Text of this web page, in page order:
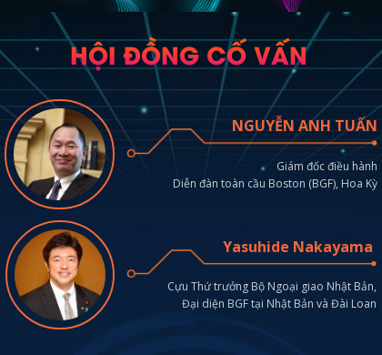
HỘI ĐỒNG CỐ VẤN
NGUYỄN ANH TUẤN
Giám đốc điều hành
Diễn đàn toàn cầu Boston (BGF), Hoa Kỳ
Yasuhide Nakayama
Cựu Thứ trưởng Bộ Ngoại giao Nhật Bản,
Đại diện BGF tại Nhật Bản và Đài Loan